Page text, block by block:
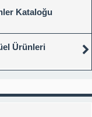
Kataloğu
Ürünleri